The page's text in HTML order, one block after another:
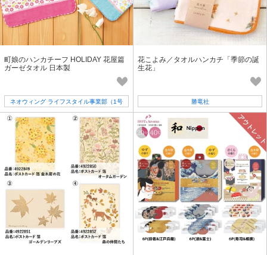
町娘のハンカチーフ HOLIDAY 花屋篇
ガーゼタオル 日本製
ネオウィング ライフスタイル事業部（1号
店）
花こよみ／タオルハンカチ「季節の誕
生花」
勝竜社